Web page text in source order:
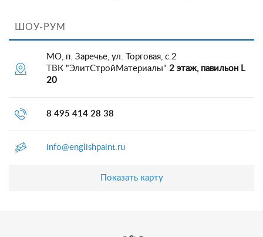
ШОУ-РУМ
МО, п. Заречье, ул. Торговая, с.2
ТВК "ЭлитСтройМатериалы" 2 этаж, павильон L
20
8 495 414 28 38
info@englishpaint.ru
Показать карту